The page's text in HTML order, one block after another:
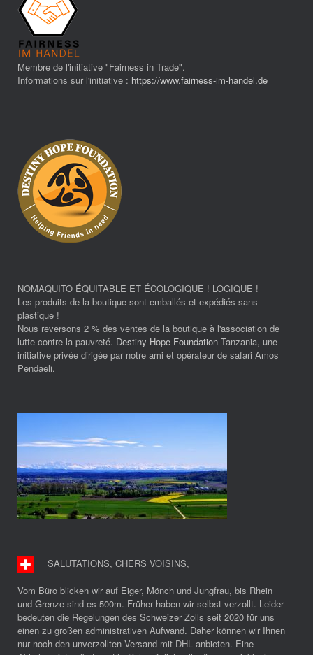
Membre de l'initiative "Fairness in Trade".
Informations sur l'initiative : https://www.fairness-im-handel.de
NOMAQUITO ÉQUITABLE ET ÉCOLOGIQUE ! LOGIQUE !
Les produits de la boutique sont emballés et expédiés sans
plastique !
Nous reversons 2 % des ventes de la boutique à l'association de
lutte contre la pauvreté. Destiny Hope Foundation Tanzania, une
initiative privée dirigée par notre ami et opérateur de safari Amos
Pendaeli.
SALUTATIONS, CHERS VOISINS,
Vom Büro blicken wir auf Eiger, Mönch und Jungfrau, bis Rhein
und Grenze sind es 500m. Früher haben wir selbst verzollt. Leider
bedeuten die Regelungen des Schweizer Zolls seit 2020 für uns
einen zu großen administrativen Aufwand. Daher können wir Ihnen
nur noch den unverzollten Versand mit DHL anbieten. Eine